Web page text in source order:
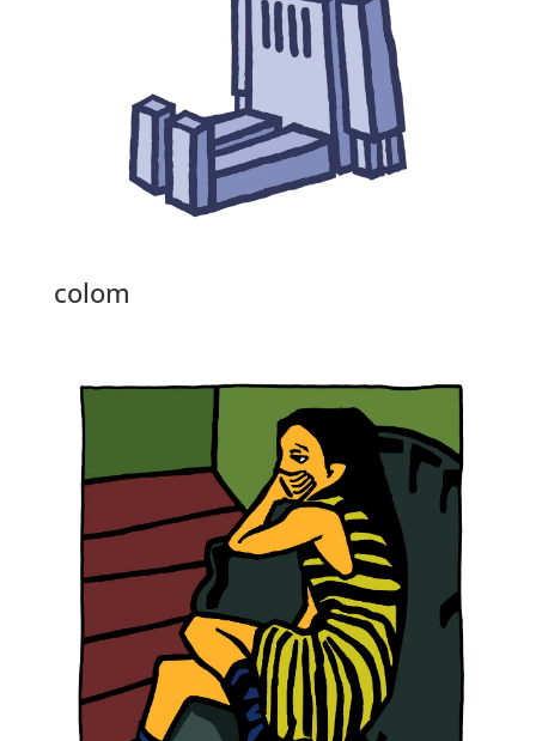
colom